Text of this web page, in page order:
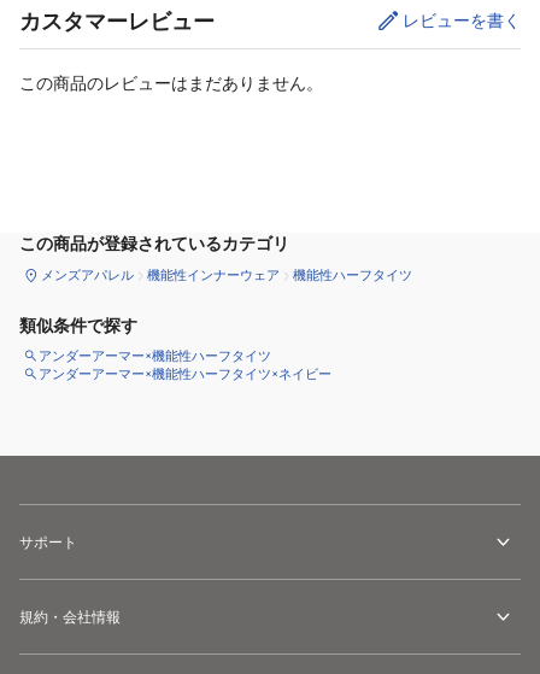
カスタマーレビュー レビューを書く
この商品のレビューはまだありません。
この商品が登録されているカテゴリ
メンズアパレル 機能性インナーウェア 機能性ハーフタイツ
類似条件で探す
アンダーアーマー×機能性ハーフタイツ
アンダーアーマー×機能性ハーフタイツ×ネイビー
サポート
規約・会社情報